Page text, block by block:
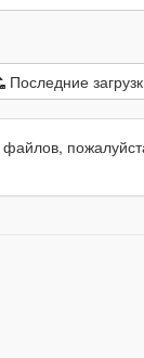
Последние